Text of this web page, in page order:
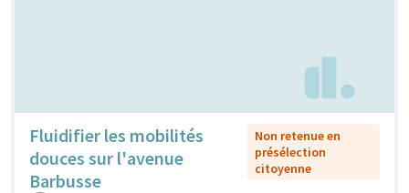
Fluidifier les mobilités
douces sur l'avenue
Barbusse
Non retenue en
présélection
citoyenne